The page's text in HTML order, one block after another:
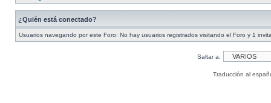
¿Quién está conectado?
Usuarios navegando por este Foro: No hay usuarios registrados visitando el Foro y 1
Saltar a:
Traducción al